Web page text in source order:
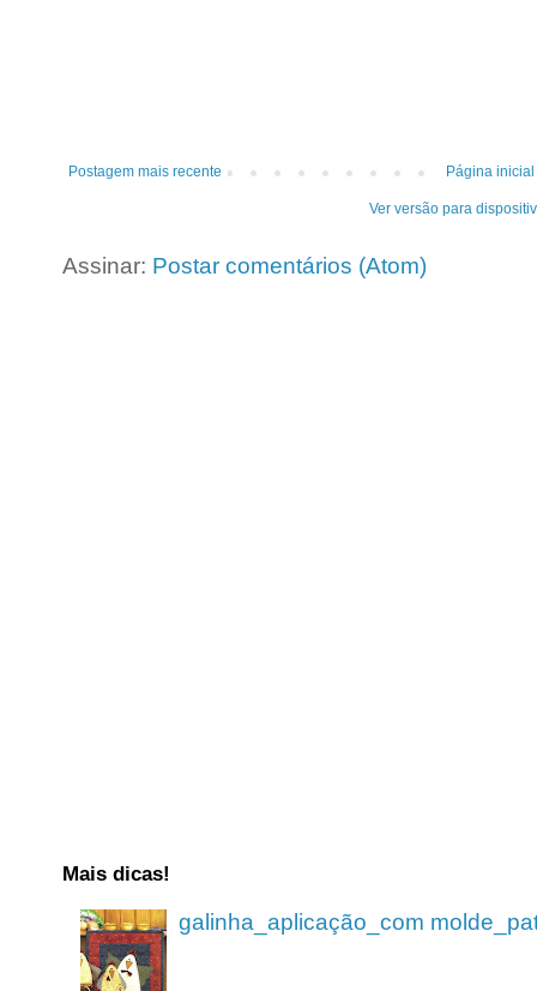
Postagem mais recente Página inicial
Ver versão para
Assinar: Postar comentários (Atom)
Mais dicas!
galinha_aplicação_com